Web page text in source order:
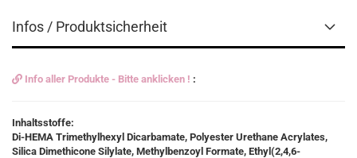
Infos / Produktsicherheit
Info aller Produkte - Bitte anklicken ! :
Inhaltsstoffe:
Di-HEMA Trimethylhexyl Dicarbamate, Polyester Urethane Acrylates,
Silica Dimethicone Silylate, Methylbenzoyl Formate, Ethyl(2,4,6-